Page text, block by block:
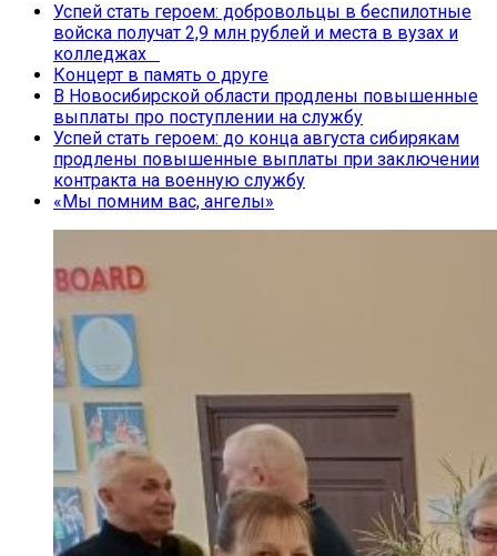
Успей стать героем: добровольцы в беспилотные
войска получат 2,9 млн рублей и места в вузах и
колледжах
Концерт в память о друге
В Новосибирской области продлены повышенные
выплаты про поступлении на службу
Успей стать героем: до конца августа сибирякам
продлены повышенные выплаты при заключении
контракта на военную службу
«Мы помним вас, ангелы»